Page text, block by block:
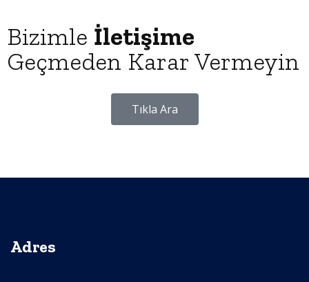
Bizimle İletişime
Geçmeden Karar Vermeyin
Tıkla Ara
Adres